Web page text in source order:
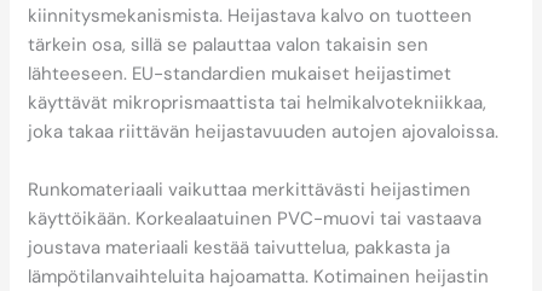
kiinnitysmekanismista. Heijastava kalvo on tuotteen
tärkein osa, sillä se palauttaa valon takaisin sen
lähteeseen. EU-standardien mukaiset heijastimet
käyttävät mikroprismaattista tai helmikalvotekniikkaa,
joka takaa riittävän heijastavuuden autojen ajovaloissa.
Runkomateriaali vaikuttaa merkittävästi heijastimen
käyttöikään. Korkealaatuinen PVC-muovi tai vastaava
joustava materiaali kestää taivuttelua, pakkasta ja
lämpötilanvaihteluita hajoamatta. Kotimainen heijastin